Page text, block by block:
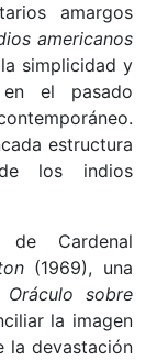
amargos
americanos
simplicidad y
el pasado
estructura
los indios
Cardenal
(1969), una
Oráculo sobre
la imagen
la devastación